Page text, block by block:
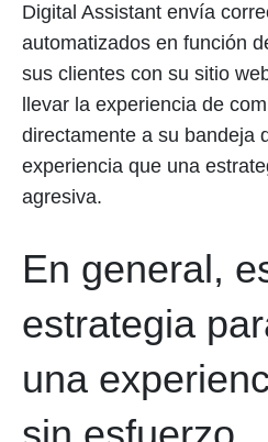
Digital Assistant envía
automatizados en función
sus clientes con su sitio
llevar la experiencia de
directamente a su bandeja
experiencia que una
agresiva.
En general,
estrategia
una